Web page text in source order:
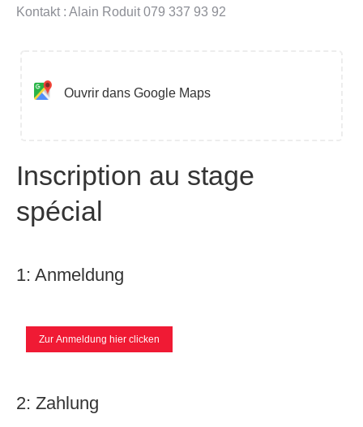
Kontakt : Alain Roduit 079 337 93 92
Ouvrir dans Google Maps
Inscription au stage
spécial
1: Anmeldung
Zur Anmeldung hier clicken
2: Zahlung